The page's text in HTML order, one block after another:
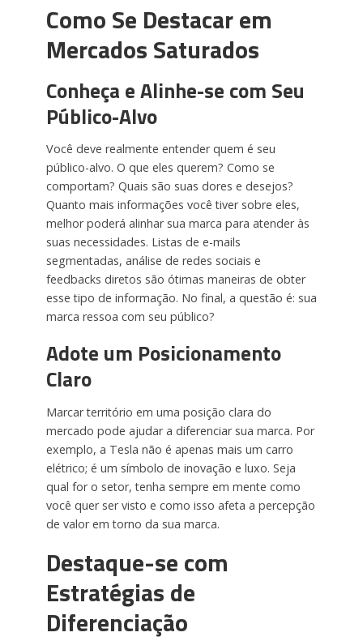
Como Se Destacar em
Mercados Saturados
Conheça e Alinhe-se com Seu
Público-Alvo
Você deve realmente entender quem é seu
público-alvo. O que eles querem? Como se
comportam? Quais são suas dores e desejos?
Quanto mais informações você tiver sobre eles,
melhor poderá alinhar sua marca para atender às
suas necessidades. Listas de e-mails
segmentadas, análise de redes sociais e
feedbacks diretos são ótimas maneiras de obter
esse tipo de informação. No final, a questão é: sua
marca ressoa com seu público?
Adote um Posicionamento
Claro
Marcar território em uma posição clara do
mercado pode ajudar a diferenciar sua marca. Por
exemplo, a Tesla não é apenas mais um carro
elétrico; é um símbolo de inovação e luxo. Seja
qual for o setor, tenha sempre em mente como
você quer ser visto e como isso afeta a percepção
de valor em torno da sua marca.
Destaque-se com
Estratégias de
Diferenciação